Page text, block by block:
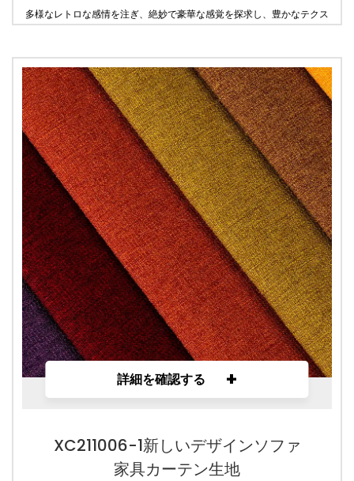
多様なレトロな感情を注ぎ、絶妙で豪華な感覚を探求し、豊かなテクス
詳細を確認する +
XC211006-1新しいデザインソファ
家具カーテン生地